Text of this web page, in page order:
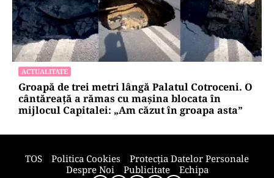
ACTUALITATE
Groapă de trei metri lângă Palatul Cotroceni. O
cântăreață a rămas cu mașina blocata în
mijlocul Capitalei: „Am căzut în groapa asta”
TOS Politica Cookies
Protecția Datelor Personale
Despre Noi
Publicitate Echipa